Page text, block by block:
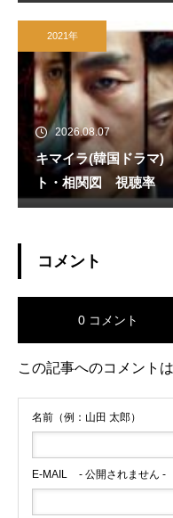
2021年
2026.08.07
キマイラ(韓国ドラマ
ト・相関図 視聴率
コメント
0 コメント
この記事へのコメント
名前（例：山田 太郎）
E-MAIL - 公開されません -